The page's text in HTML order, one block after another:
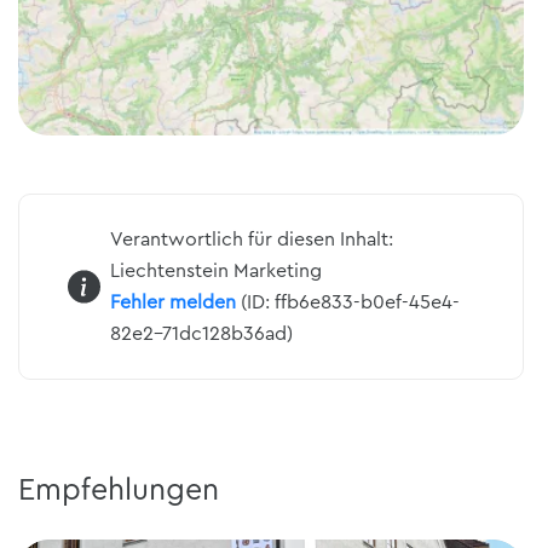
Verantwortlich für diesen Inhalt:
Liechtenstein Marketing
Fehler melden (ID: ffb6e833-b0ef-45e4-
82e2-71dc128b36ad)
Empfehlungen